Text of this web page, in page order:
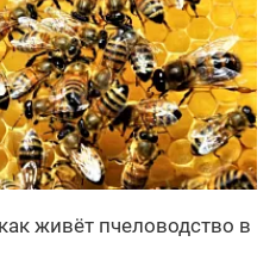
живёт пчеловодство в